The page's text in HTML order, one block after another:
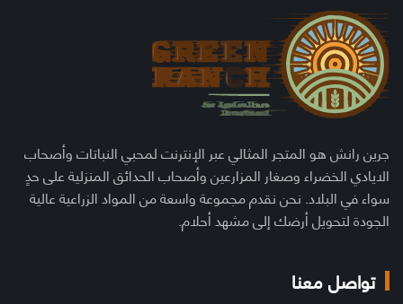
جرين رانش هو المتجر المثالي عبر الإنترنت لمحبي النباتات وأصحاب
الايادي الخضراء وصغار المزارعين وأصحاب الحدائق المنزلية على حدٍ
سواء في البلاد. نحن نقدم مجموعة واسعة من المواد الزراعية عالية
الجودة لتحويل أرضك إلى مشهد أحلام.
تواصل معنا